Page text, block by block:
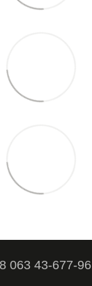
063 43-677-96